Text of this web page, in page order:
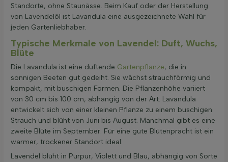
Standorte, ohne Staunässe. Beim Kauf oder der Herstellung
von Lavendelöl ist Lavandula eine ausgezeichnete Wahl für
jeden Gartenliebhaber.
Typische Merkmale von Lavendel: Duft, Wuchs,
Blüte
Die Lavandula ist eine duftende Gartenpflanze, die in
sonnigen Beeten gut gedeiht. Sie wächst strauchförmig und
kompakt, mit buschigen Formen. Die Pflanzenhöhe variiert
von 30 cm bis 100 cm, abhängig von der Art. Lavandula
entwickelt sich von einer kleinen Pflanze zu einem buschigen
Strauch und blüht von Juni bis August. Manchmal gibt es eine
zweite Blüte im September. Für eine gute Blütenpracht ist ein
warmer, trockener Standort ideal.
Lavendel blüht in Purpur, Violett und Blau, abhängig von Sorte